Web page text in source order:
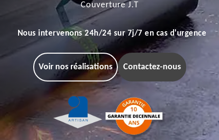
Couverture J.T
Nous intervenons 24h/24 sur 7j/7 en cas d'urgence
Voir nos réalisations Contactez-nous